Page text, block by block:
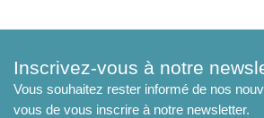
Inscrivez-vous à notre
Vous souhaitez rester informé de nos
vous de vous inscrire à notre newsletter.